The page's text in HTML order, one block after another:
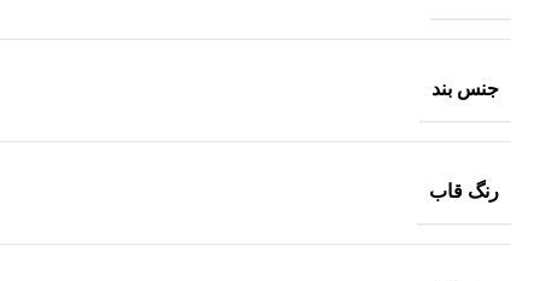
جنس بند
رنگ قاب